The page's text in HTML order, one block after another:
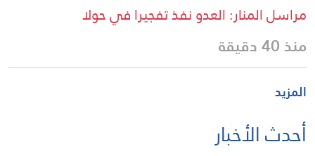
مراسل المنار: العدو نفذ تفجيرا في حولا
منذ 40 دقيقة
المزيد
أحدث الأخبار